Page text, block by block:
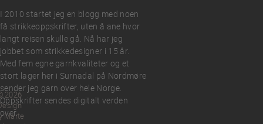
I 2010 startet jeg en blogg med noen
få strikkeoppskrifter, uten å ane hvor
langt reisen skulle gå. Nå har jeg
jobbet som strikkedesigner i 15 år.
Med fem egne garnkvaliteter og et
stort lager her i Surnadal på Nordmøre
sender jeg garn over hele Norge.
Oppskrifter sendes digitalt verden
over.
2026
Marte